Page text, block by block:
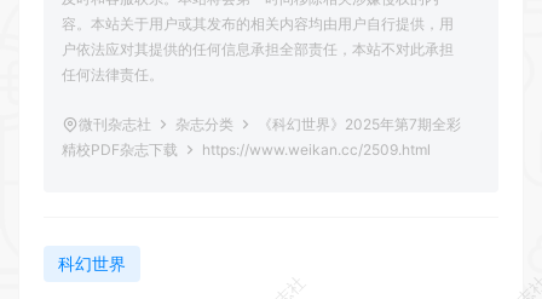
容。本站关于用户或其发布的相关内容均由用户自行提供，用
户依法应对其提供的任何信息承担全部责任，本站不对此承担
任何法律责任。
微刊杂志社 杂志分类
《科幻世界》2025年第7期全彩
精校PDF杂志下载
https://www.weikan.cc/2509.html
科幻世界